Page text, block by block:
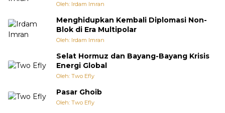
Oleh: Irdam Imran
Menghidupkan Kembali Diplomasi Non-
Blok di Era Multipolar
Oleh: Irdam Imran
Selat Hormuz dan Bayang-Bayang Krisis
Energi Global
Oleh: Two Efly
Pasar Ghoib
Oleh: Two Efly